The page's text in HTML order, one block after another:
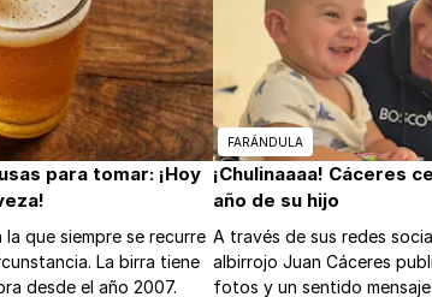
para tomar: ¡Hoy
que siempre se recurre
La birra tiene
desde el año 2007.
FARÁNDULA
¡Chulinaaaa! Cáceres
año de su hijo
A través de sus redes
albirrojo Juan Cáceres
fotos y un sentido mensaje